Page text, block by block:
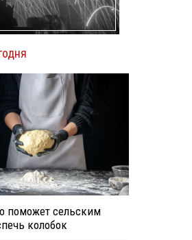
поможет сельским
колобок